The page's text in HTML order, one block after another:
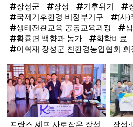
장성군 장성 기후위기
국제기후환경 비정부기구
(사)
생태전환교육 공동교육과정
황룡면 백향과 농가
화학비료
이혁재 장성군 친환경농업협회 회
탑
라
인
프랑스 셰프 사로잡은 장성
장성